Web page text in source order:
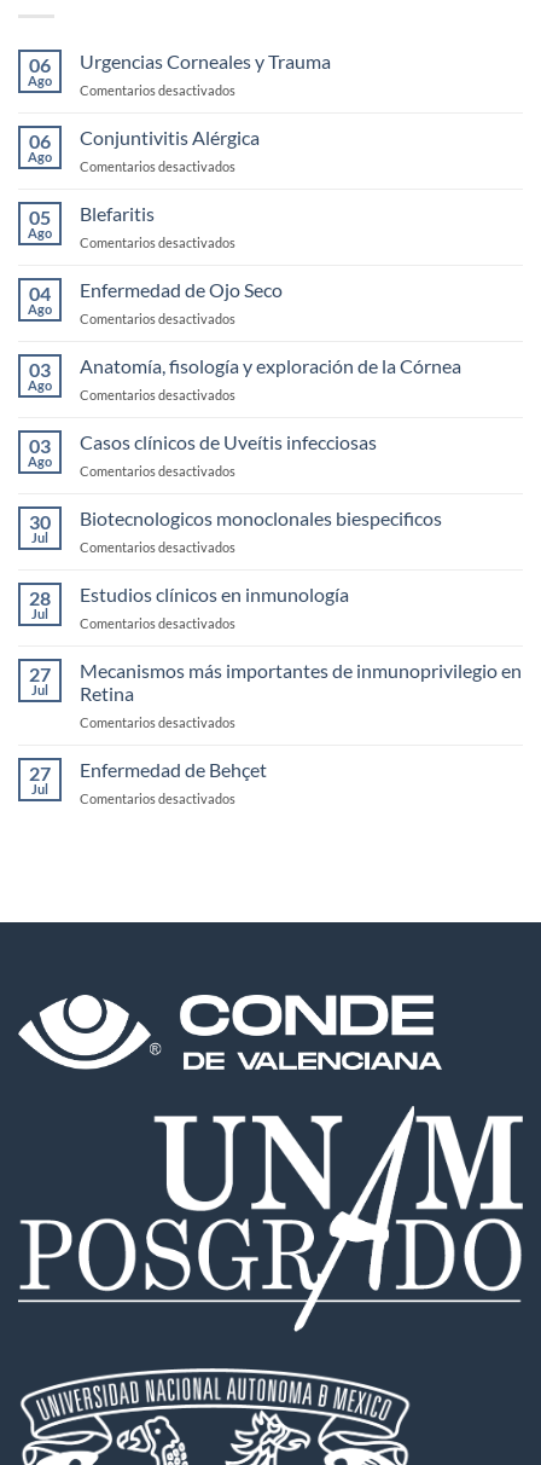
06
Ago
Urgencias Corneales y Trauma
Comentarios desactivados
Corneales
y
Trauma
06
Ago
Conjuntivitis Alérgica
Comentarios desactivados
05
Ago
Blefaritis
Comentarios desactivados
04
Ago
Enfermedad de Ojo Seco
Comentarios desactivados
Ojo
Seco
03
Ago
Anatomía, fisología y exploración de la Córnea
Comentarios desactivados
fisología
exploración
la
03
Ago
Casos clínicos de Uveítis infecciosas
Comentarios desactivados
clínicos
Uveítis
30
Jul
Biotecnologicos monoclonales biespecificos
Comentarios desactivados
monoclonales
28
Jul
Estudios clínicos en inmunología
Comentarios desactivados
en
27
Jul
Mecanismos más importantes de inmunoprivilegio en
Retina
Comentarios desactivados
importantes
de
27
Jul
Enfermedad de Behçet
Comentarios desactivados